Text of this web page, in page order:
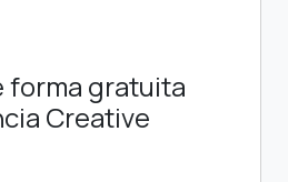
forma gratuita
Creative